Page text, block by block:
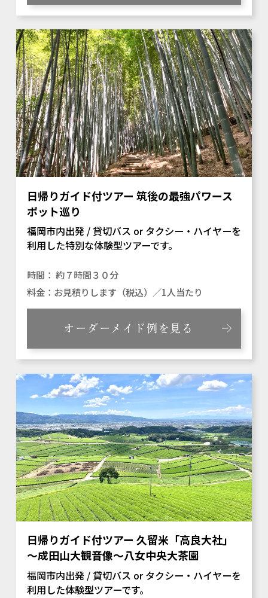
日帰りガイド付ツアー 筑後の最強パワース
ポット巡り
福岡市内出発 / 貸切バス or タクシー・ハイヤーを
利用した特別な体験型ツアーです。
約７時間３０分
お見積りします（税込）／1人当たり
オーダーメイド例を見る
日帰りガイド付ツアー 久留米「高良大社」
～成田山大観音像～八女中央大茶園
福岡市内出発 / 貸切バス or タクシー・ハイヤーを
利用した体験型ツアーです。